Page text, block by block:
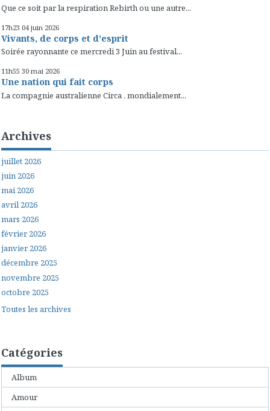
Que ce soit par la respiration Rebirth ou une autre...
17h23 04 juin 2026
Vivants, de corps et d'esprit
Soirée rayonnante ce mercredi 3 Juin au festival...
11h55 30 mai 2026
Une nation qui fait corps
La compagnie australienne Circa , mondialement...
Archives
juillet 2026
juin 2026
mai 2026
avril 2026
mars 2026
février 2026
janvier 2026
décembre 2025
novembre 2025
octobre 2025
Toutes les archives
Catégories
Album
Amour